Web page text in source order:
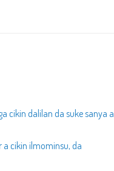
cikin dalilan da suke sanya a
a cikin ilmominsu, da